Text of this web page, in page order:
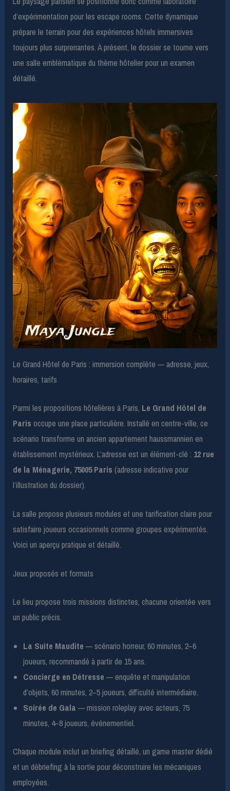
d’expérimentation pour les escape rooms. Cette dynamique
prépare le terrain pour des expériences hôtels immersives
toujours plus surprenantes. À présent, le dossier se tourne vers
une salle emblématique du thème hôtelier pour un examen
détaillé.
Le Grand Hôtel de Paris : immersion complète — adresse, jeux,
horaires, tarifs
Parmi les propositions hôtelières à Paris, Le Grand Hôtel de
Paris occupe une place particulière. Installé en centre-ville, ce
scénario transforme un ancien appartement haussmannien en
établissement mystérieux. L’adresse est un élément-clé : 12 rue
de la Ménagerie, 75005 Paris (adresse indicative pour
l’illustration du dossier).
La salle propose plusieurs modules et une tarification claire pour
satisfaire joueurs occasionnels comme groupes expérimentés.
Voici un aperçu pratique et détaillé.
Jeux proposés et formats
Le lieu propose trois missions distinctes, chacune orientée vers
un public précis.
La Suite Maudite — scénario horreur, 60 minutes, 2–6
joueurs, recommandé à partir de 15 ans.
Concierge en Détresse — enquête et manipulation
d’objets, 60 minutes, 2–5 joueurs, difficulté intermédiaire.
Soirée de Gala — mission roleplay avec acteurs, 75
minutes, 4–8 joueurs, événementiel.
Chaque module inclut un briefing détaillé, un game master dédié
et un débriefing à la sortie pour déconstruire les mécaniques
employées.